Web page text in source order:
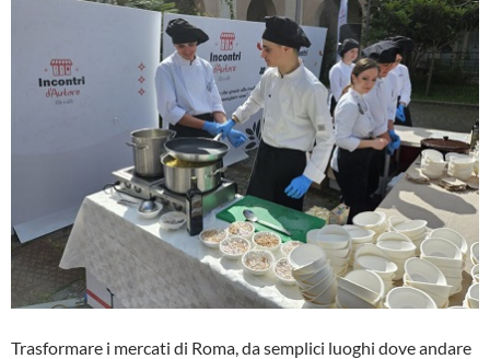
Trasformare i mercati di Roma, da semplici luoghi dove andare